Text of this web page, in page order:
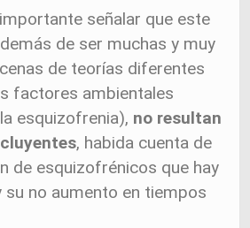
señalar que este
de ser muchas y muy
de teorías diferentes
factores ambientales
esquizofrenia), no resultan
, habida cuenta de
de esquizofrénicos que hay
su no aumento en tiempos